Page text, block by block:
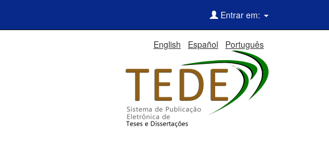
Entrar em:
English Español Português